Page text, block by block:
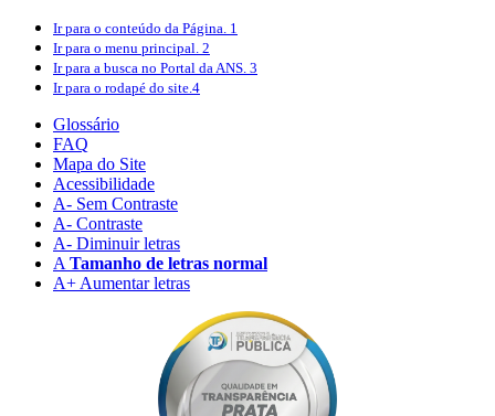
Ir para o conteúdo da Página. 1
Ir para o menu principal. 2
Ir para a busca no Portal da ANS. 3
Ir para o rodapé do site.4
Glossário
FAQ
Mapa do Site
Acessibilidade
A- Sem Contraste
A- Contraste
A- Diminuir letras
A Tamanho de letras normal
A+ Aumentar letras